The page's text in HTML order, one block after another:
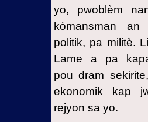
yo, pwoblèm
kòmansman
politik, pa militè.
Lame a pa
pou dram
ekonomik kap
rejyon sa yo.